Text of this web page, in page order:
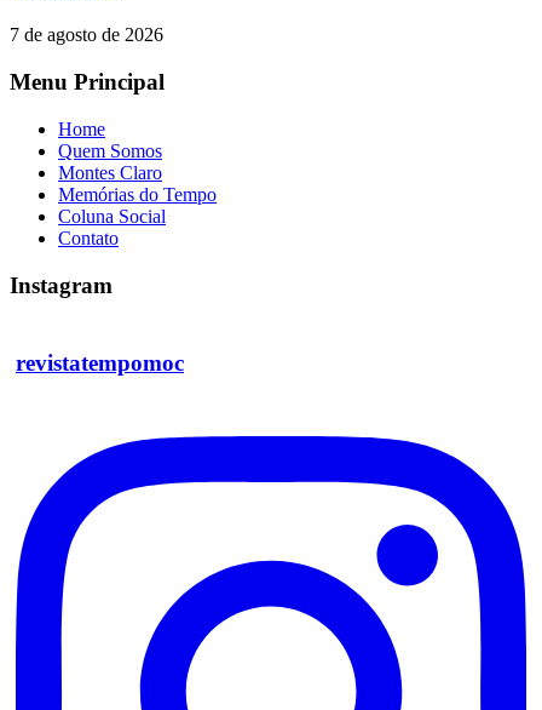
7 de agosto de 2026
Menu Principal
Home
Quem Somos
Montes Claro
Memórias do Tempo
Coluna Social
Contato
Instagram
revistatempomoc